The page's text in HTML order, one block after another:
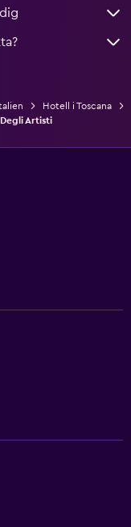
Hotell i Toscana
Degli Artisti